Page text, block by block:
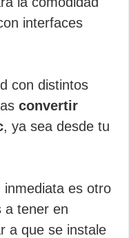
interfaces
con distintos
convertir
, ya sea desde tu
inmediata es otro
a tener en
a que se instale